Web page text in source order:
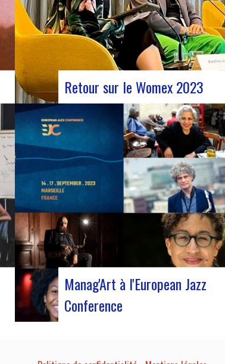
Retour sur le Womex 2023
Judyth lors de la discussion « Coopération
pour une circulation artistique durable »Du
25 au 29 octobre 2023, Coruña a été le
théâtre de la 29e édition du World Music
Expo, plus connu sous le nom de Womex. Cet
événement incontournable a réuni des
musiciens, des professionnels…
Manag'Art à l'European Jazz
Conference